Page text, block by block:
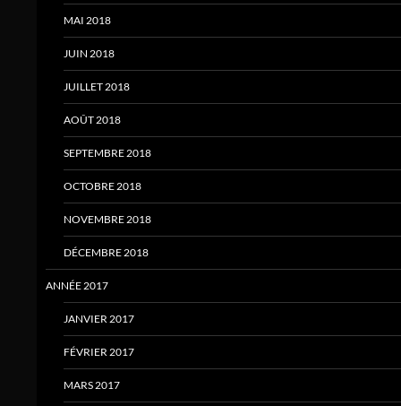
MAI 2018
JUIN 2018
JUILLET 2018
AOÛT 2018
SEPTEMBRE 2018
OCTOBRE 2018
NOVEMBRE 2018
DÉCEMBRE 2018
ANNÉE 2017
JANVIER 2017
FÉVRIER 2017
MARS 2017